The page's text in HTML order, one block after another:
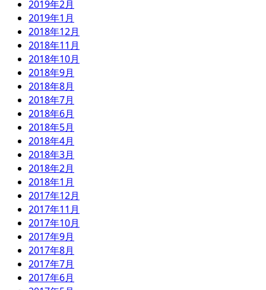
2019年2月
2019年1月
2018年12月
2018年11月
2018年10月
2018年9月
2018年8月
2018年7月
2018年6月
2018年5月
2018年4月
2018年3月
2018年2月
2018年1月
2017年12月
2017年11月
2017年10月
2017年9月
2017年8月
2017年7月
2017年6月